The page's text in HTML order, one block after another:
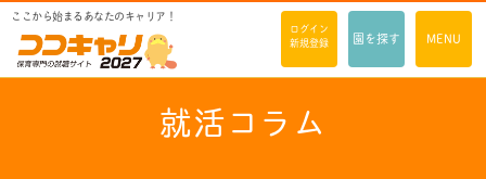
ここから始まるあなたのキャリア！
ログイン
新規登録
園を探す MENU
就活コラム